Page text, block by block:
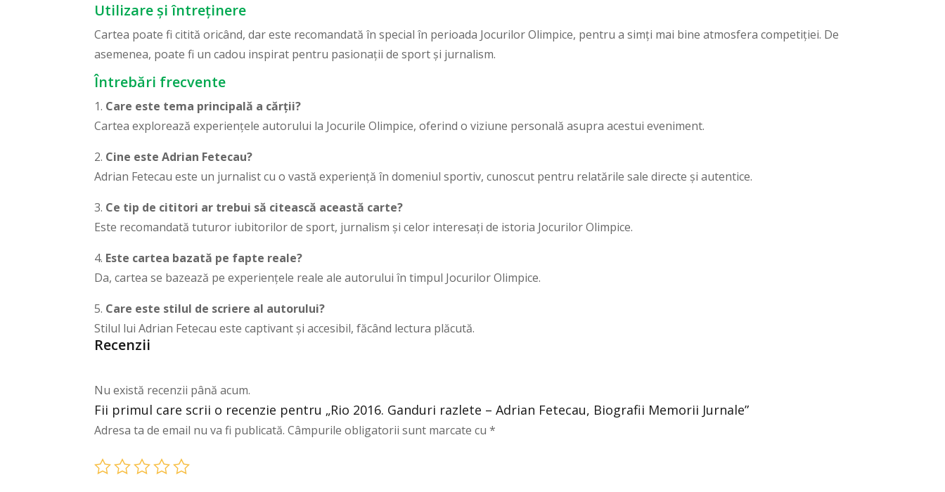
Utilizare și întreținere
Cartea poate fi citită oricând, dar este recomandată în special în perioada Jocurilor Olimpice, pentru a simți mai bine atmosfera competiției. De
asemenea, poate fi un cadou inspirat pentru pasionații de sport și jurnalism.
Întrebări frecvente
1. Care este tema principală a cărții?
Cartea explorează experiențele autorului la Jocurile Olimpice, oferind o viziune personală asupra acestui eveniment.
2. Cine este Adrian Fetecau?
Adrian Fetecau este un jurnalist cu o vastă experiență în domeniul sportiv, cunoscut pentru relatările sale directe și autentice.
3. Ce tip de cititori ar trebui să citească această carte?
Este recomandată tuturor iubitorilor de sport, jurnalism și celor interesați de istoria Jocurilor Olimpice.
4. Este cartea bazată pe fapte reale?
Da, cartea se bazează pe experiențele reale ale autorului în timpul Jocurilor Olimpice.
5. Care este stilul de scriere al autorului?
Stilul lui Adrian Fetecau este captivant și accesibil, făcând lectura plăcută.
Recenzii
Nu există recenzii până acum.
Fii primul care scrii o recenzie pentru „Rio 2016. Ganduri razlete – Adrian Fetecau, Biografii Memorii Jurnale”
Adresa ta de email nu va fi publicată. Câmpurile obligatorii sunt marcate cu*